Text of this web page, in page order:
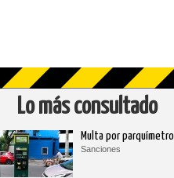
Lo más consultado
Multa por parquímetro
Sanciones